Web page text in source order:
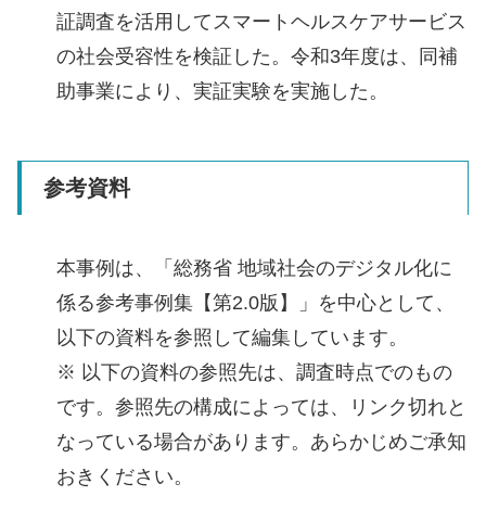
証調査を活用してスマートヘルスケアサービス
の社会受容性を検証した。令和3年度は、同補
助事業により、実証実験を実施した。
参考資料
本事例は、「総務省 地域社会のデジタル化に
係る参考事例集【第2.0版】」を中心として、
以下の資料を参照して編集しています。
※ 以下の資料の参照先は、調査時点でのもの
です。参照先の構成によっては、リンク切れと
なっている場合があります。あらかじめご承知
おきください。